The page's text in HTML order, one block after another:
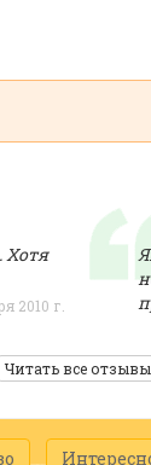
Хотя
2010 г.
Читать все отзывы